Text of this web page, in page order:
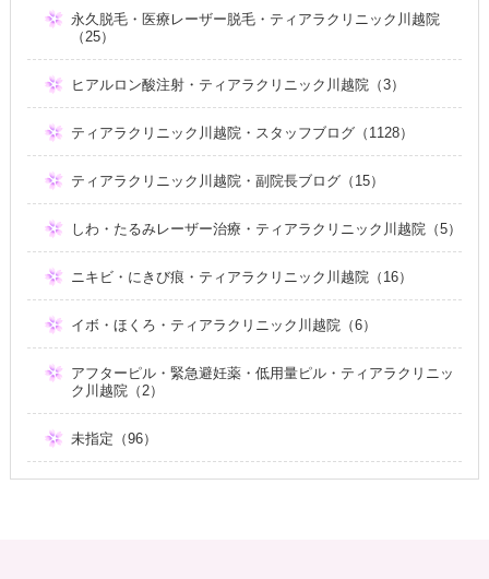
永久脱毛・医療レーザー脱毛・ティアラクリニック川越院
（25）
ヒアルロン酸注射・ティアラクリニック川越院（3）
ティアラクリニック川越院・スタッフブログ（1128）
ティアラクリニック川越院・副院長ブログ（15）
しわ・たるみレーザー治療・ティアラクリニック川越院（5）
ニキビ・にきび痕・ティアラクリニック川越院（16）
イボ・ほくろ・ティアラクリニック川越院（6）
アフターピル・緊急避妊薬・低用量ピル・ティアラクリニッ
ク川越院（2）
未指定（96）